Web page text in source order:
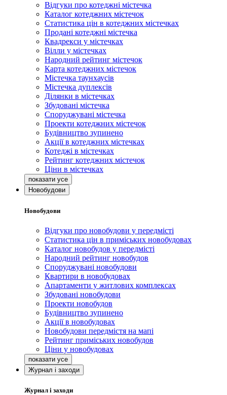
Відгуки про котеджні містечка
Каталог котеджних містечок
Статистика цін в котеджних містечках
Продані котеджні містечка
Квадрекси у містечках
Вілли у містечках
Народний рейтинг містечок
Карта котеджних містечок
Містечка таунхаусів
Містечка дуплексів
Ділянки в містечках
Збудовані містечка
Споруджувані містечка
Проекти котеджних містечок
Будівництво зупинено
Акції в котеджних містечках
Котеджі в містечках
Рейтинг котеджних містечок
Ціни в містечках
Новобудови
Новобудови
Відгуки про новобудови у передмісті
Статистика цін в приміських новобудовах
Каталог новобудов у передмісті
Народний рейтинг новобудов
Споруджувані новобудови
Квартири в новобудовах
Апартаменти у житлових комплексах
Збудовані новобудови
Проекти новобудов
Будівництво зупинено
Акції в новобудовах
Новобудови передмістя на мапі
Рейтинг приміських новобудов
Ціни у новобудовах
Журнал і заходи
Журнал і заходи